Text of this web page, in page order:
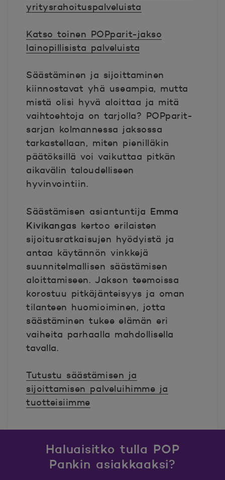
yritysrahoituspalveluista
Katso toinen POPparit-jakso
lainopillisista palveluista
Säästäminen ja sijoittaminen
kiinnostavat yhä useampia, mutta
mistä olisi hyvä aloittaa ja mitä
vaihtoehtoja on tarjolla? POPparit-
sarjan kolmannessa jaksossa
tarkastellaan, miten pienilläkin
päätöksillä voi vaikuttaa pitkän
aikavälin taloudelliseen
hyvinvointiin.
Säästämisen asiantuntija Emma
Kivikangas kertoo erilaisten
sijoitusratkaisujen hyödyistä ja
antaa käytännön vinkkejä
suunnitelmallisen säästämisen
aloittamiseen. Jakson teemoissa
korostuu pitkäjänteisyys ja oman
tilanteen huomioiminen, jotta
säästäminen tukee elämän eri
vaiheita parhaalla mahdollisella
tavalla.
Tutustu säästämisen ja
sijoittamisen palveluihimme ja
tuotteisiimme
Haluaisitko tulla POP
Pankin asiakkaaksi?